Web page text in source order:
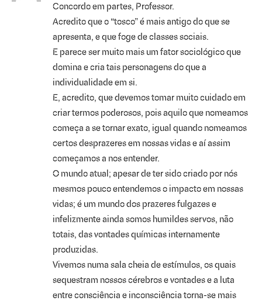
Concordo em partes, Professor.
Acredito que o “tosco” é mais antigo do que se
apresenta, e que foge de classes sociais.
E parece ser muito mais um fator sociológico que
domina e cria tais personagens do que a
individualidade em si.
E, acredito, que devemos tomar muito cuidado em
criar termos poderosos, pois aquilo que nomeamos
começa a se tornar exato, igual quando nomeamos
certos desprazeres em nossas vidas e aí assim
começamos a nos entender.
O mundo atual; apesar de ter sido criado por nós
mesmos pouco entendemos o impacto em nossas
vidas; é um mundo dos prazeres fulgazes e
infelizmente ainda somos humildes servos, não
totais, das vontades químicas internamente
produzidas.
Vivemos numa sala cheia de estímulos, os quais
sequestram nossos cérebros e vontades e a luta
entre consciência e inconsciência torna-se mais